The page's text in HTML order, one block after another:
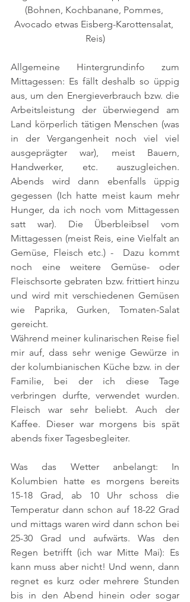
(Bohnen, Kochbanane, Pommes,
Avocado etwas Eisberg-Karottensalat,
Reis)
Allgemeine Hintergrundinfo zum
Mittagessen: Es fällt deshalb so üppig
aus, um den Energieverbrauch bzw. die
Arbeitsleistung der überwiegend am
Land körperlich tätigen Menschen (was
in der Vergangenheit noch viel viel
ausgeprägter war), meist Bauern,
Handwerker, etc. auszugleichen.
Abends wird dann ebenfalls üppig
gegessen (Ich hatte meist kaum mehr
Hunger, da ich noch vom Mittagessen
satt war). Die Überbleibsel vom
Mittagessen (meist Reis, eine Vielfalt an
Gemüse, Fleisch etc.) -  Dazu kommt
noch eine weitere Gemüse- oder
Fleischsorte gebraten bzw. frittiert hinzu
und wird mit verschiedenen Gemüsen
wie Paprika, Gurken, Tomaten-Salat
gereicht.
Während meiner kulinarischen Reise fiel
mir auf, dass sehr wenige Gewürze in
der kolumbianischen Küche bzw. in der
Familie, bei der ich diese Tage
verbringen durfte, verwendet wurden.
Fleisch war sehr beliebt. Auch der
Kaffee. Dieser war morgens bis spät
abends fixer Tagesbegleiter.
Was das Wetter anbelangt: In
Kolumbien hatte es morgens bereits
15-18 Grad, ab 10 Uhr schoss die
Temperatur dann schon auf 18-22 Grad
und mittags waren wird dann schon bei
25-30 Grad und aufwärts. Was den
Regen betrifft (ich war Mitte Mai): Es
kann muss aber nicht! Und wenn, dann
regnet es kurz oder mehrere Stunden
bis in den Abend hinein oder sogar